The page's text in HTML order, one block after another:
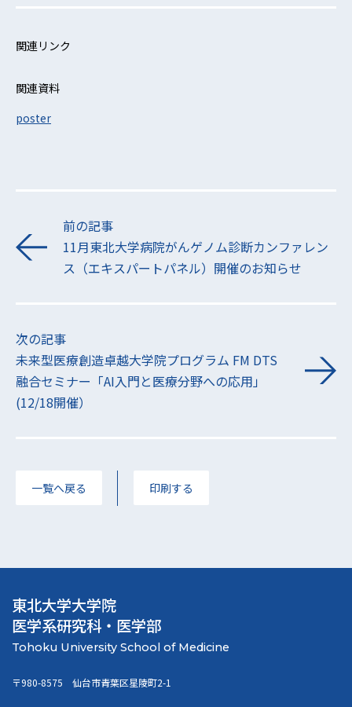
関連リンク
関連資料
poster
前の記事
11月東北大学病院がんゲノム診断カンファレン
ス（エキスパートパネル）開催のお知らせ
次の記事
未来型医療創造卓越大学院プログラム FM DTS
融合セミナー「AI入門と医療分野への応用」
(12/18開催）
一覧へ戻る 印刷する
東北大学大学院
医学系研究科・医学部
〒980-8575 仙台市青葉区星陵町2-1